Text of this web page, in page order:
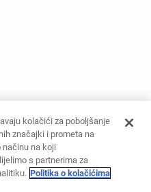
kolačići za poboljšanje
značajki i prometa na
na koji
s partnerima za
Politika o kolačićima